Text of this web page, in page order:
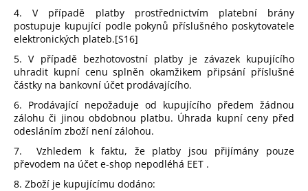
4. V případě platby prostřednictvím platební brány
postupuje kupující podle pokynů příslušného poskytovatele
elektronických plateb.[S16]
5. V případě bezhotovostní platby je závazek kupujícího
uhradit kupní cenu splněn okamžikem připsání příslušné
částky na bankovní účet prodávajícího.
6. Prodávající nepožaduje od kupujícího předem žádnou
zálohu či jinou obdobnou platbu. Úhrada kupní ceny před
odesláním zboží není zálohou.
7.
Vzhledem k faktu, že platby jsou přijímány pouze
převodem na účet e-shop nepodléhá EET .
8. Zboží je kupujícímu dodáno: